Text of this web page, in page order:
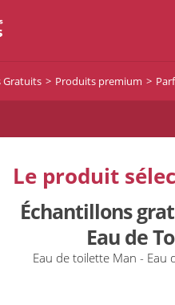
Gratuits Produits premium
Le produit
Échantillons
Eau de
Eau de toilette Man - Eau